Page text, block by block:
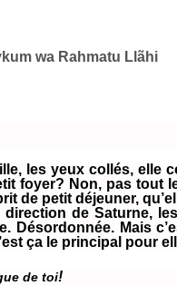
wa Rahmatu Llãhi
les yeux collés, elle
foyer? Non, pas tout
de petit déjeuner,
direction de Saturne,
Désordonnée. Mais
ça le principal pour
de toi!